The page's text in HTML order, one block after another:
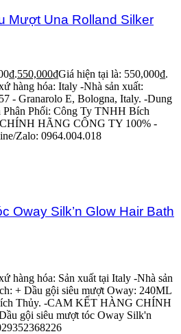
Mượt Una Rolland Silker
550,000₫Giá hiện tại là: 550,000₫.
hàng hóa: Italy -Nhà sản xuất:
- Granarolo E, Bologna, Italy. -Dung
Phối: Công Ty TNHH Bích
HÃNG CÔNG TY 100% -
Zalo: 0964.004.018
Oway Silk’n Glow Hair Bath
hàng hóa: Sản xuất tại Italy -Nhà sản
+ Dầu gội siêu mượt Oway: 240ML
Thủy. -CAM KẾT HÀNG CHÍNH
gội siêu mượt tóc Oway Silk'n